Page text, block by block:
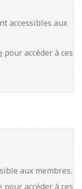
accessibles aux
pour accéder à ces
aux membres.
pour accéder à ces